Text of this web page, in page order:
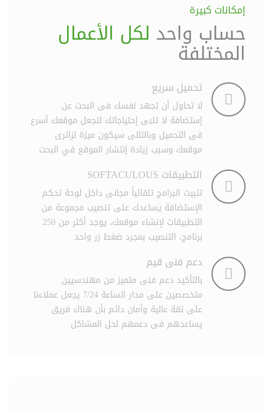
إمكانات كبيرة
حساب واحد لكل الأعمال
المختلفة
تحميل سريع
لا تحاول أن تجهد نفسك فى البحث عن
إستضافة لا تلبى إحتياجاتك لتجعل موقعك أسرع
فى التحميل وبالتالى سيكون ميزة لزائرى
موقعك وسبب زيادة إنتشار الموقع في البحث
التطبيقات SOFTACULOUS
تثبيت البرامج تلقائياً مجانى داخل لوحة تحكم
الإستضافة يساعدك على تنصيب مجموعة من
التطبيقات لإنشاء موقعك، يوجد أكثر من 250
برنامج، التنصيب بمجرد ضغط زر واحد
دعم فنى قيم
بالتأكيد دعم فنى متميز من مهندسيين
متخصصين على مدار الساعة 7/24 يجعل عملاءنا
على ثقة عالية وأمان دائم بأن هناك فريق
يساعدهم فى دعمهم لحل المشاكل